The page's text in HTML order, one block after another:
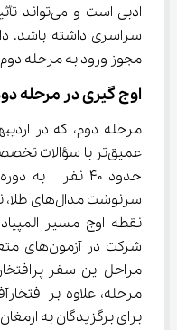
ادبی است
مجوز ورود به مرحله دوم
اوج‌ گیری در مرحله دوم و دوره تابستانی
برای برگزیدگان به ارمغان